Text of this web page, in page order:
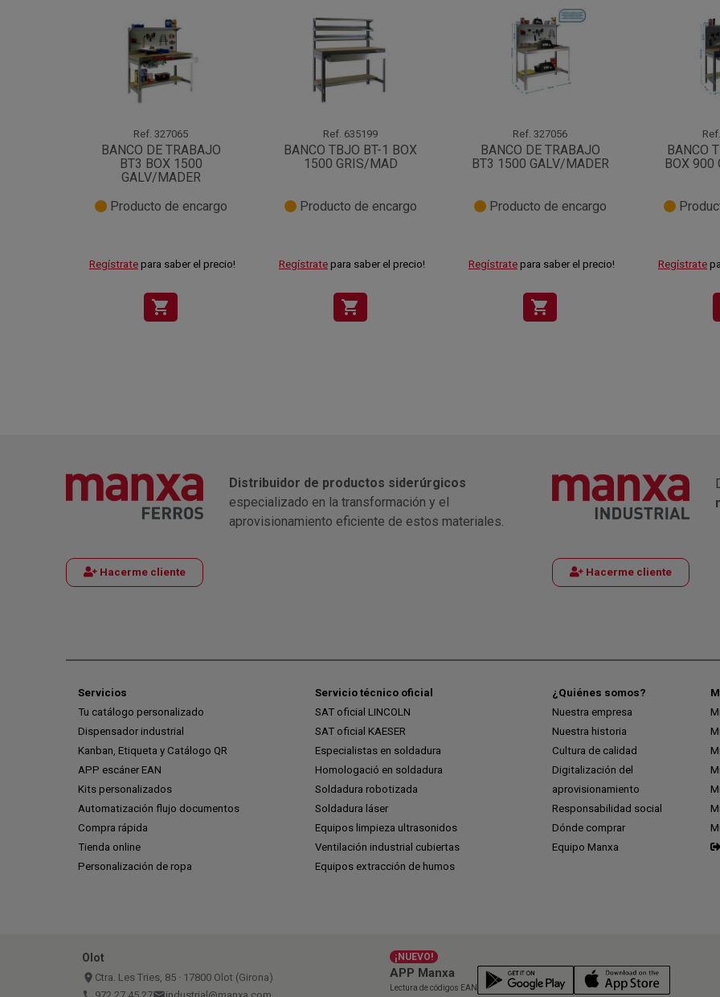
Ref. 327065
BANCO DE TRABAJO
BT3 BOX 1500
GALV/MADER
Producto de encargo
Regístrate para saber el precio!
shopping_cart
Ref. 635199
BANCO TBJO BT-1 BOX
1500 GRIS/MAD
Producto de encargo
Regístrate para saber el precio!
shopping_cart
Ref. 327056
BANCO DE TRABAJO
BT3 1500 GALV/MADER
Producto de encargo
Regístrate para saber el precio!
shopping_cart
Ref.
BANCO
BOX 900
Regístrate
Hacerme cliente
Distribuidor de productos siderúrgicos
especializado en la transformación y el
aprovisionamiento eficiente de estos materiales.
Hacerme cliente
Servicios
Tu catálogo personalizado
Dispensador industrial
Kanban, Etiqueta y Catálogo QR
APP escáner EAN
Kits personalizados
Automatización flujo documentos
Compra rápida
Tienda online
Personalización de ropa
Servicio técnico oficial
SAT oficial LINCOLN
SAT oficial KAESER
Especialistas en soldadura
Homologació en soldadura
Soldadura robotizada
Soldadura láser
Equipos limpieza ultrasonidos
Ventilación industrial cubiertas
Equipos extracción de humos
¿Quiénes somos?
Nuestra empresa
Nuestra historia
Cultura de calidad
Digitalización del
aprovisionamiento
Responsabilidad social
Dónde comprar
Equipo Manxa
Olot
place Ctra. Les Tries, 85 · 17800 Olot (Girona)
¡NUEVO!
APP Manxa
Lectura de códigos EAN